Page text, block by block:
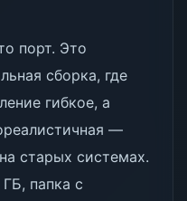
порт. Это
сборка, где
гибкое, а
—
старых системах.
папка с